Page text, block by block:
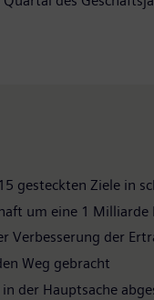
gesteckten Ziele in
um eine 1
Verbesserung der
Weg gebracht
der Hauptsache